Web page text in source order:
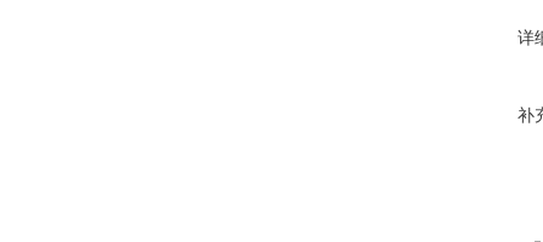
详
补